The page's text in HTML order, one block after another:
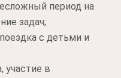
период на
задач;
с детьми и
участие в